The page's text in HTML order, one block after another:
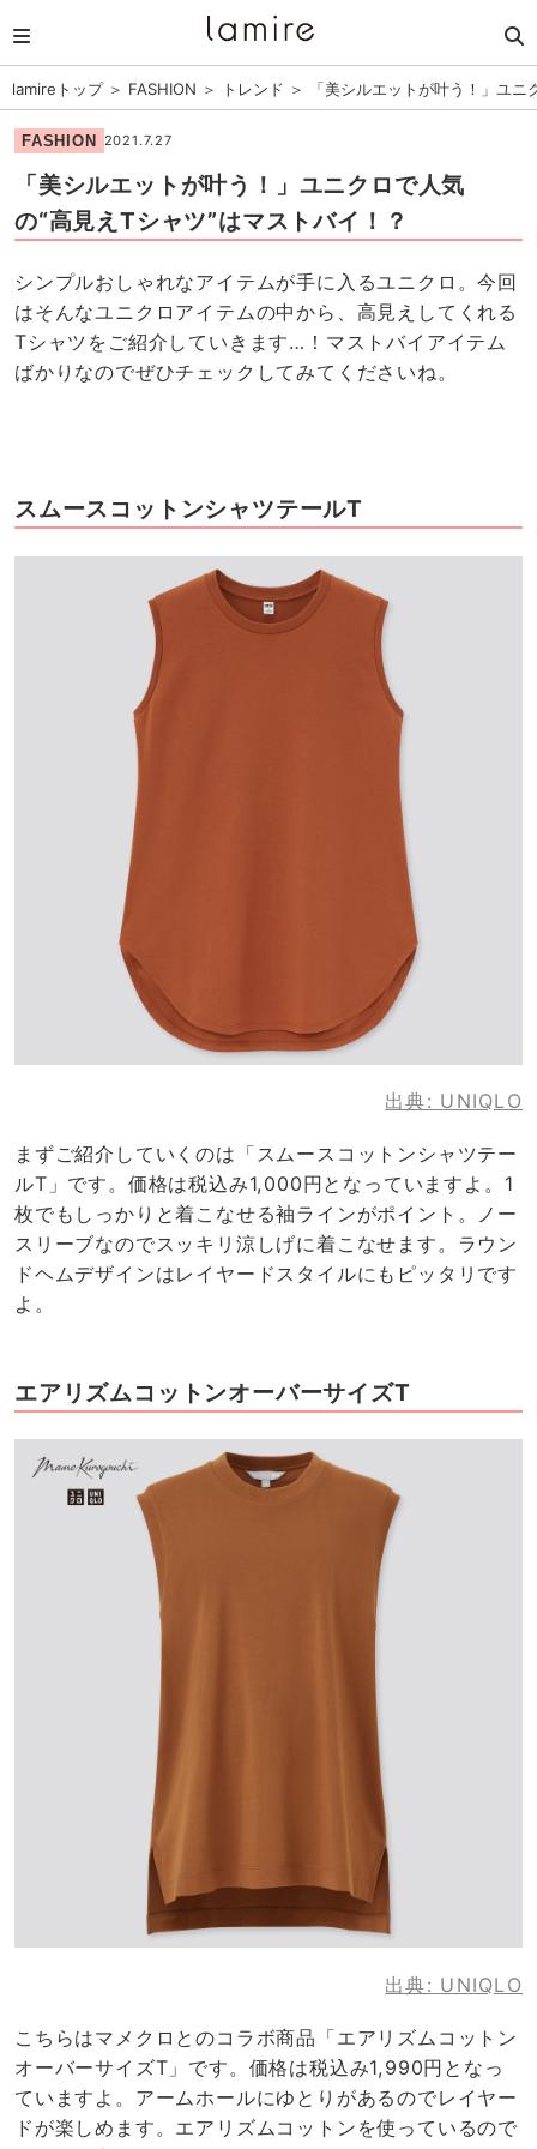
lamireトップ＞ FASHION ＞ トレンド ＞ 「美シルエットが叶う！」ユ
FASHION 2021.7.27
「美シルエットが叶う！」ユニクロで人気
の“高見えTシャツ”はマストバイ！？
シンプルおしゃれなアイテムが手に入るユニクロ。今回
はそんなユニクロアイテムの中から、高見えしてくれる
Tシャツをご紹介していきます…！マストバイアイテム
ばかりなのでぜひチェックしてみてくださいね。
スムースコットンシャツテールT
出典: UNIQLO
まずご紹介していくのは「スムースコットンシャツテー
ルT」です。価格は税込み1,000円となっていますよ。1
枚でもしっかりと着こなせる袖ラインがポイント。ノー
スリーブなのでスッキリ涼しげに着こなせます。ラウン
ドヘムデザインはレイヤードスタイルにもピッタリです
よ。
エアリズムコットンオーバーサイズT
出典: UNIQLO
こちらはマメクロとのコラボ商品「エアリズムコットン
オーバーサイズT」です。価格は税込み1,990円となっ
ていますよ。アームホールにゆとりがあるのでレイヤー
ドが楽しめます。エアリズムコットンを使っているので